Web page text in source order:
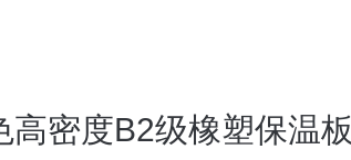
高密度B2级橡塑保温板